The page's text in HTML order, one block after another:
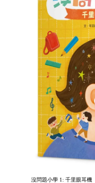
沒問題小學 1: 千里眼耳機